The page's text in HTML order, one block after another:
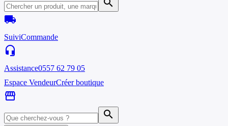
search
local_shipping
SuiviCommande
headset_mic
Assistance0557 62 79 05
Espace VendeurCréer boutique
storefront
search